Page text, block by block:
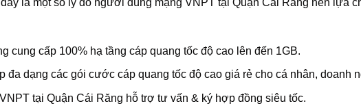
cung cấp 100% hạ tầng cáp quang tốc độ cao lên đến 1GB.
đa dạng các gói cước cáp quang tốc độ cao giá rẻ cho cá nhân, doanh
tại Quận Cái Răng hỗ trợ tư vấn & ký hợp đồng siêu tốc.